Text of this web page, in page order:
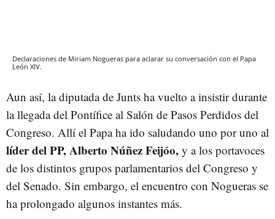
Declaraciones de Miriam Nogueras para aclarar su conversación con el Papa
León XIV.
Aun así, la diputada de Junts ha vuelto a insistir durante
la llegada del Pontífice al Salón de Pasos Perdidos del
Congreso. Allí el Papa ha ido saludando uno por uno al
líder del PP, Alberto Núñez Feijóo, y a los portavoces
de los distintos grupos parlamentarios del Congreso y
del Senado. Sin embargo, el encuentro con Nogueras se
ha prolongado algunos instantes más.